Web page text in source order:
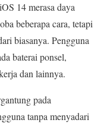
14 merasa daya
beberapa cara, tetapi
biasanya. Pengguna
baterai ponsel,
dan lainnya.
pada
tanpa menyadari